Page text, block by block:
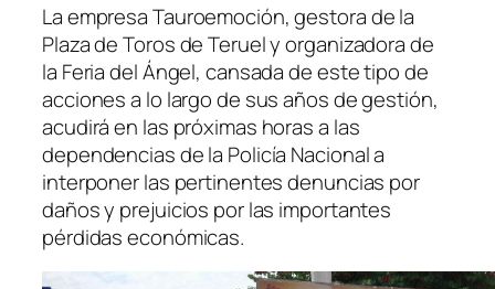
La empresa Tauroemoción, gestora de la
Plaza de Toros de Teruel y organizadora de
la Feria del Ángel, cansada de este tipo de
acciones a lo largo de sus años de gestión,
acudirá en las próximas horas a las
dependencias de la Policía Nacional a
interponer las pertinentes denuncias por
daños y prejuicios por las importantes
pérdidas económicas.